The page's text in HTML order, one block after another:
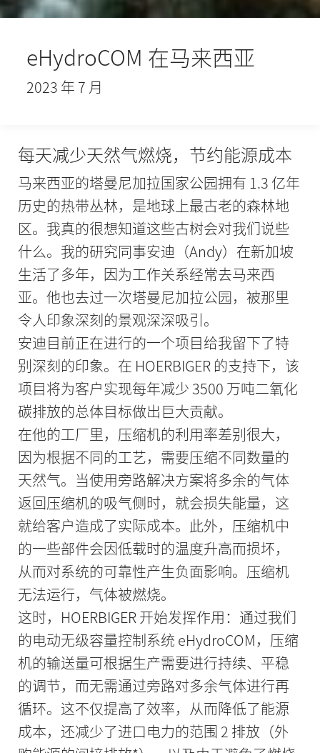
eHydroCOM 在马来西亚
2023 年 7 月
每天减少天然气燃烧，节约能源成本
马来西亚的塔曼尼加拉国家公园拥有 1.3 亿年
历史的热带丛林，是地球上最古老的森林地
区。我真的很想知道这些古树会对我们说些
什么。我的研究同事安迪（Andy）在新加坡
生活了多年，因为工作关系经常去马来西
亚。他也去过一次塔曼尼加拉公园，被那里
令人印象深刻的景观深深吸引。
安迪目前正在进行的一个项目给我留下了特
别深刻的印象。在 HOERBIGER 的支持下，该
项目将为客户实现每年减少 3500 万吨二氧化
碳排放的总体目标做出巨大贡献。
在他的工厂里，压缩机的利用率差别很大，
因为根据不同的工艺，需要压缩不同数量的
天然气。当使用旁路解决方案将多余的气体
返回压缩机的吸气侧时，就会损失能量，这
就给客户造成了实际成本。此外，压缩机中
的一些部件会因低载时的温度升高而损坏，
从而对系统的可靠性产生负面影响。压缩机
无法运行，气体被燃烧。
这时，HOERBIGER 开始发挥作用：通过我们
的电动无级容量控制系统 eHydroCOM，压缩
机的输送量可根据生产需要进行持续、平稳
的调节，而无需通过旁路对多余气体进行再
循环。这不仅提高了效率，从而降低了能源
成本，还减少了进口电力的范围 2 排放（外